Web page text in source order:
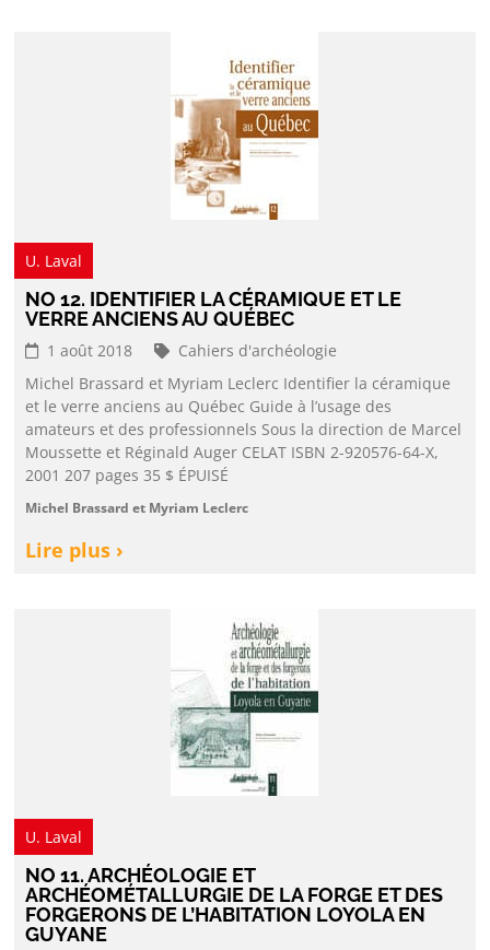
U. Laval
NO 12. IDENTIFIER LA CÉRAMIQUE ET LE
VERRE ANCIENS AU QUÉBEC
1 août 2018
Cahiers d'archéologie
Michel Brassard et Myriam Leclerc Identifier la céramique
et le verre anciens au Québec Guide à l’usage des
amateurs et des professionnels Sous la direction de Marcel
Moussette et Réginald Auger CELAT ISBN 2-920576-64-X,
2001 207 pages 35 $ ÉPUISÉ
Michel Brassard et Myriam Leclerc
Lire plus ›
U. Laval
NO 11. ARCHÉOLOGIE ET
ARCHÉOMÉTALLURGIE DE LA FORGE ET DES
FORGERONS DE L’HABITATION LOYOLA EN
GUYANE